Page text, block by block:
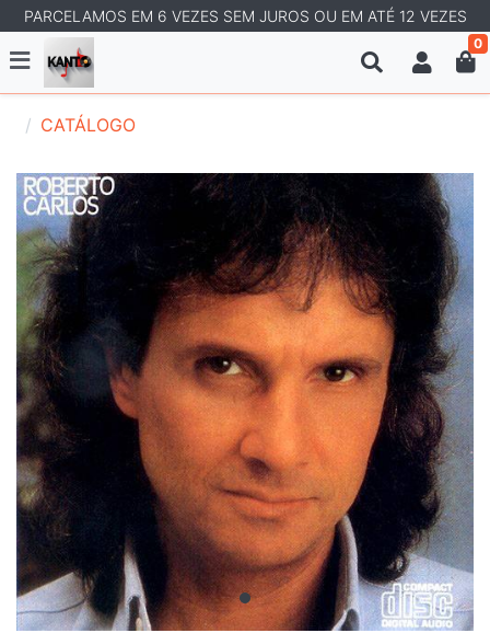
PARCELAMOS EM 6 VEZES SEM JUROS OU EM ATÉ 12 VEZES
0
CATÁLOGO